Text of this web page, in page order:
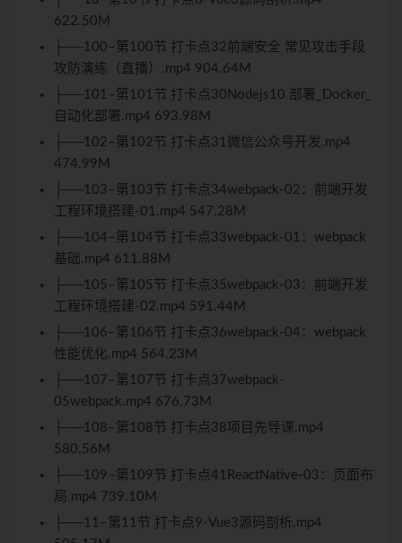
622.50M
├──100–第100节 打卡点32前端安全 常见攻击手段
攻防演练（直播）.mp4 904.64M
├──101–第101节 打卡点30Nodejs10 部署_Docker_
自动化部署.mp4 693.98M
├──102–第102节 打卡点31微信公众号开发.mp4
474.99M
├──103–第103节 打卡点34webpack-02：前端开发
工程环境搭建-01.mp4 547.28M
├──104–第104节 打卡点33webpack-01：webpack
基础.mp4 611.88M
├──105–第105节 打卡点35webpack-03：前端开发
工程环境搭建-02.mp4 591.44M
├──106–第106节 打卡点36webpack-04：webpack
性能优化.mp4 564.23M
├──107–第107节 打卡点37webpack-
05webpack.mp4 676.73M
├──108–第108节 打卡点38项目先导课.mp4
580.56M
├──109–第109节 打卡点41ReactNative-03：页面布
局.mp4 739.10M
├──11–第11节 打卡点9-Vue3源码剖析.mp4